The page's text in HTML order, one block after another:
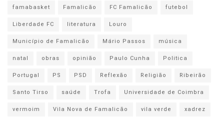
famabasket
Famalicão FC Famalicão
futebol
Liberdade FC
literatura
Louro
Município de Famalicão
Mário Passos
música
natal
obras opinião Paulo Cunha
Politica
Portugal
PS PSD Reflexão Religião
Ribeirão
Santo Tirso
saúde Trofa
Universidade de Coimbra
vermoim
Vila Nova de Famalicão vila verde xadrez